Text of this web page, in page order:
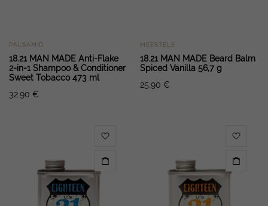
PALSAMID
18.21 MAN MADE Anti-Flake
2-in-1 Shampoo & Conditioner
Sweet Tobacco 473 ml
32.90 €
MEESTELE
18.21 MAN MADE Beard Balm
Spiced Vanilla 56,7 g
25.90 €